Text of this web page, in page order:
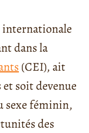
internationale
dans la
(CEI), ait
soit devenue
sexe féminin,
des